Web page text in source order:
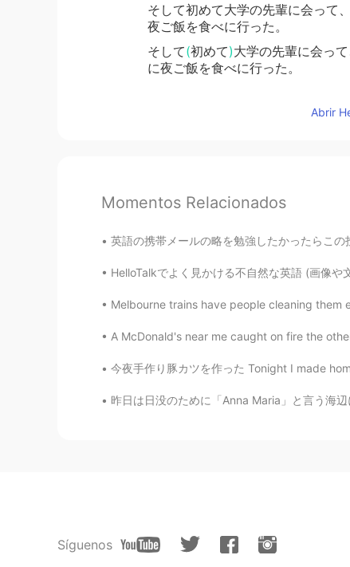
そして初めて大学の先輩に会って
夜ご飯を食べに行った。
そして(初めて)大学の先輩に会っ
に夜ご飯を食べに行った。
Abrir
Momentos Relacionados
英語の携帯メールの略を勉強したかったらこの投稿を参考にしてくだ
HelloTalkでよく見かける不自然な英語 (画像や文章の
Melbourne trains have people cleaning
A McDonald's near me caught on fire the
今夜手作り豚カツを作った Tonight I made homemade
昨日は日没のために「Anna Maria」と言う海辺に行きました。雨が降ってたから日没
Síguenos